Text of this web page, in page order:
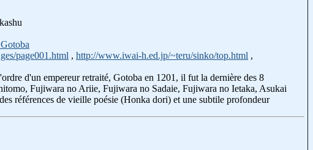
page001.html , http://www.iwai-h.ed.jp/~teru/sinko/top.html ,
d'un empereur retraité, Gotoba en 1201, il fut la dernière des 8
Fujiwara no Ariie, Fujiwara no Sadaie, Fujiwara no Ietaka, Asukai
références de vieille poésie (Honka dori) et une subtile profondeur